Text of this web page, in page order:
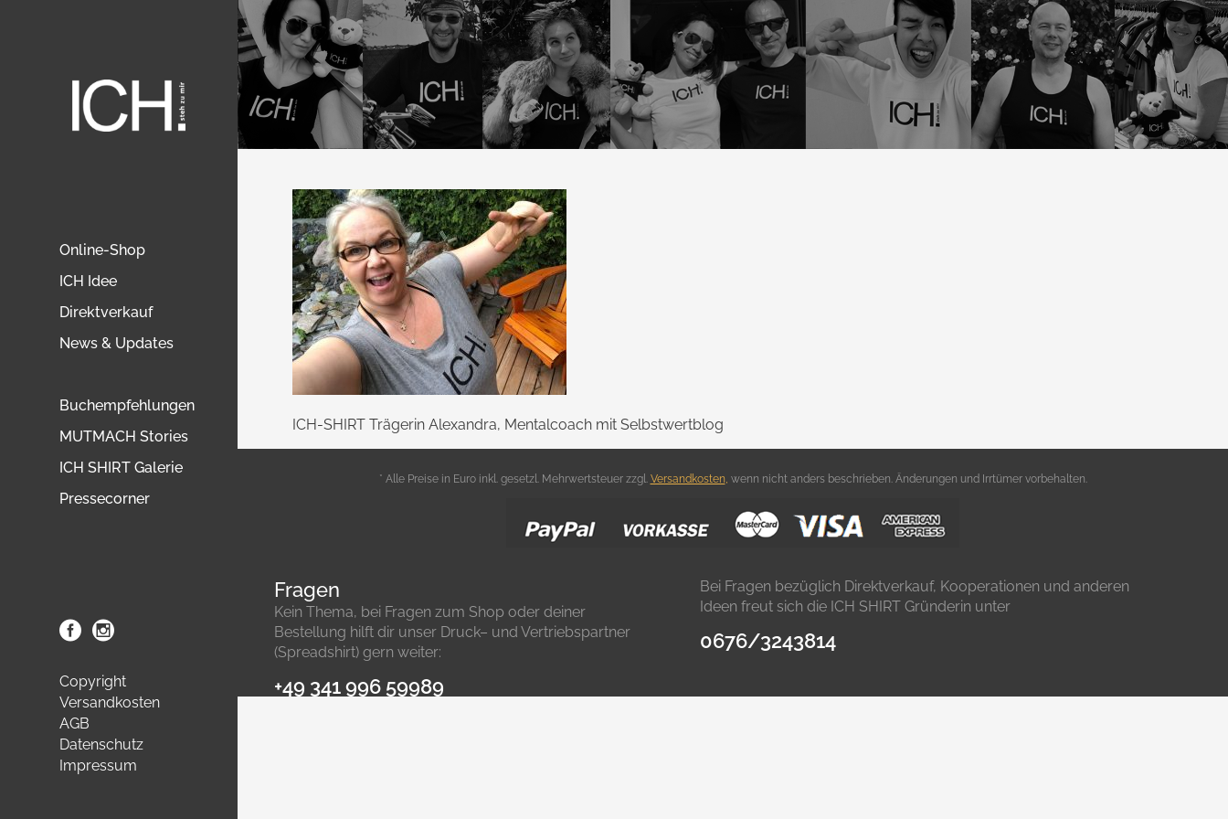
Online-Shop
ICH Idee
Direktverkauf
News & Updates
Buchempfehlungen
MUTMACH Stories
ICH SHIRT Galerie
Pressecorner
Copyright
Versandkosten
AGB
Datenschutz
Impressum
ICH-SHIRT Trägerin Alexandra, Mentalcoach mit Selbstwertblog
* Alle Preise in Euro inkl. gesetzl. Mehrwertsteuer zzgl. Versandkosten, wenn nicht anders beschrieben. Änderungen und Irrtümer vorbehalten.
Fragen
Kein Thema, bei Fragen zum Shop oder deiner
Bestellung hilft dir unser Druck– und Vertriebspartner
(Spreadshirt) gern weiter:
+49 341 996 59989
Bei Fragen bezüglich Direktverkauf, Kooperationen und anderen
Ideen freut sich die ICH SHIRT Gründerin unter
0676/3243814